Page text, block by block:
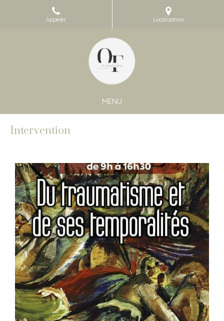
Appeler Localisation
MENU
Intervention